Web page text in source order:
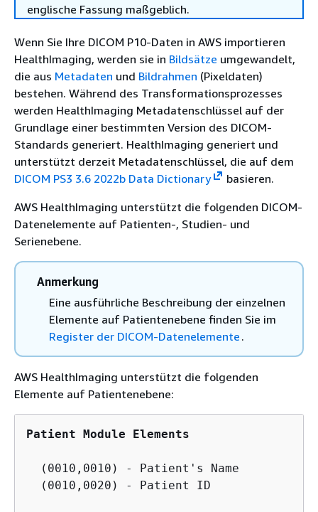
englische Fassung maßgeblich.
Wenn Sie Ihre DICOM P10-Daten in AWS importieren
HealthImaging, werden sie in Bildsätze umgewandelt,
die aus Metadaten und Bildrahmen (Pixeldaten)
bestehen. Während des Transformationsprozesses
werden HealthImaging Metadatenschlüssel auf der
Grundlage einer bestimmten Version des DICOM-
Standards generiert. HealthImaging generiert und
unterstützt derzeit Metadatenschlüssel, die auf dem
DICOM PS3 3.6 2022b Data Dictionary
basieren.
AWS HealthImaging unterstützt die folgenden DICOM-
Datenelemente auf Patienten-, Studien- und
Serienebene.
Anmerkung
Eine ausführliche Beschreibung der einzelnen
Elemente auf Patientenebene finden Sie im
Register der DICOM-Datenelemente .
AWS HealthImaging unterstützt die folgenden
Elemente auf Patientenebene:
Patient Module Elements
  (0010,0010) - Patient's Name
  (0010,0020) - Patient ID